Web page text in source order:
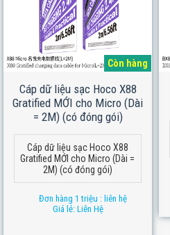
Còn hàng
Cáp dữ liệu sạc Hoco X88
Gratified MỚI cho Micro (Dài
= 2M) (có đóng gói)
Cáp dữ liệu sạc Hoco X88
Gratified MỚI cho Micro (Dài =
2M) (có đóng gói)
Đơn hàng 1 triệu : liên hệ
Giá lẻ: Liên Hệ